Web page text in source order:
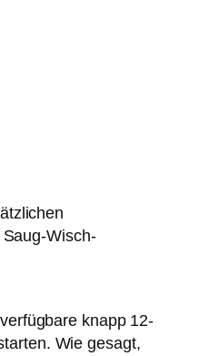
Wisch-
knapp 12-
Wie gesagt,